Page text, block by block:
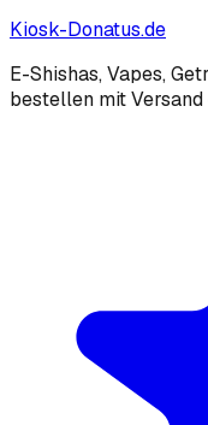
Kiosk-Donatus.de
E-Shishas, Vapes,
bestellen mit